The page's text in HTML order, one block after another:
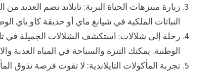
زيارة منتزهات الحياة البرية: تايلاند تضم العديد
النباتات الملكية في شيانغ ماي أو حديقة كاو ياي
الوطنية. يمكنك التنزه والسباحة في المياه العذبة
تجربة المأكولات التايلاندية: لا تفوت فرصة تذوق